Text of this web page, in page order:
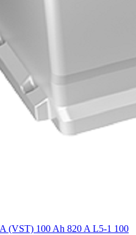
(VST) 100 Ah 820 A L5-1 100